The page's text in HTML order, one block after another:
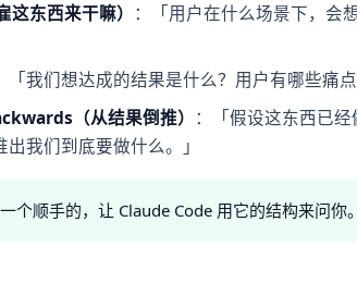
这东西来干嘛） ：「用户在什么场景下，会
「我们想达成的结果是什么？用户有哪些痛
（从结果倒推） ：「假设这东西已
我们到底要做什么。」
个顺手的，让 Claude Code 用它的结构来问你